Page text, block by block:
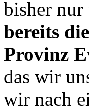
bisher nur
bereits
Provinz
das wir
wir nach